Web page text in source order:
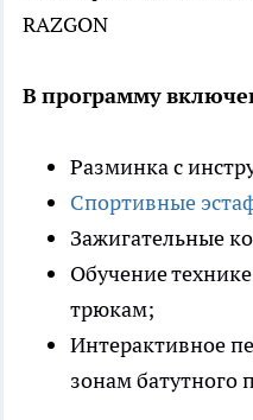
RAZGON
В программу
Разминка с
Спортивные
Зажигательные
Обучение
трюкам;
Интерактивное
зонам батутного